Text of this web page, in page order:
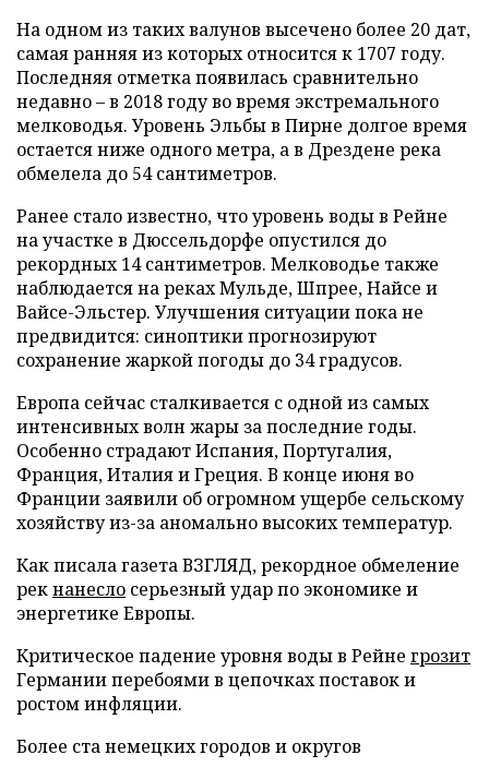
На одном из таких валунов высечено более 20 дат,
самая ранняя из которых относится к 1707 году.
Последняя отметка появилась сравнительно
недавно – в 2018 году во время экстремального
мелководья. Уровень Эльбы в Пирне долгое время
остается ниже одного метра, а в Дрездене река
обмелела до 54 сантиметров.
Ранее стало известно, что уровень воды в Рейне
на участке в Дюссельдорфе опустился до
рекордных 14 сантиметров. Мелководье также
наблюдается на реках Мульде, Шпрее, Найсе и
Вайсе-Эльстер. Улучшения ситуации пока не
предвидится: синоптики прогнозируют
сохранение жаркой погоды до 34 градусов.
Европа сейчас сталкивается с одной из самых
интенсивных волн жары за последние годы.
Особенно страдают Испания, Португалия,
Франция, Италия и Греция. В конце июня во
Франции заявили об огромном ущербе сельскому
хозяйству из-за аномально высоких температур.
Как писала газета ВЗГЛЯД, рекордное обмеление
рекнанесло серьезный удар по экономике и
энергетике Европы.
Критическое падение уровня воды в Рейне грозит
Германии перебоями в цепочках поставок и
ростом инфляции.
Более ста немецких городов и округов